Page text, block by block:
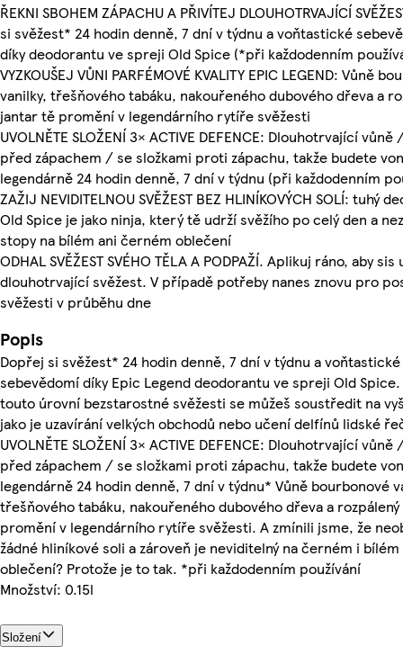
ŘEKNI SBOHEM ZÁPACHU A PŘIVÍTEJ DLOUHOTRVAJÍCÍ
si svěžest* 24 hodin denně, 7 dní v týdnu a voňtastické
díky deodorantu ve spreji Old Spice (*při každodenním
VYZKOUŠEJ VŮNI PARFÉMOVÉ KVALITY EPIC LEGEND: Vůně
vanilky, třešňového tabáku, nakouřeného dubového dřeva a
jantar tě promění v legendárního rytíře svěžesti
UVOLNĚTE SLOŽENÍ 3× ACTIVE DEFENCE: Dlouhotrvající
před zápachem / se složkami proti zápachu, takže budete
legendárně 24 hodin denně, 7 dní v týdnu (při každodenním
ZAŽIJ NEVIDITELNOU SVĚŽEST BEZ HLINÍKOVÝCH SOLÍ: tuhý
Old Spice je jako ninja, který tě udrží svěžího po celý den a
stopy na bílém ani černém oblečení
ODHAL SVĚŽEST SVÉHO TĚLA A PODPAŽÍ. Aplikuj ráno, aby
dlouhotrvající svěžest. V případě potřeby nanes znovu pro
svěžesti v průběhu dne
Popis
Dopřej si svěžest* 24 hodin denně, 7 dní v týdnu a voňtastické
sebevědomí díky Epic Legend deodorantu ve spreji Old Spice.
touto úrovní bezstarostné svěžesti se můžeš soustředit na
jako je uzavírání velkých obchodů nebo učení delfínů lidské
UVOLNĚTE SLOŽENÍ 3× ACTIVE DEFENCE: Dlouhotrvající
před zápachem / se složkami proti zápachu, takže budete
legendárně 24 hodin denně, 7 dní v týdnu* Vůně bourbonové
třešňového tabáku, nakouřeného dubového dřeva a
promění v legendárního rytíře svěžesti. A zmínili jsme, že
žádné hliníkové soli a zároveň je neviditelný na černém i bílém
oblečení? Protože je to tak. *při každodenním používání
Množství: 0.15l
Složení